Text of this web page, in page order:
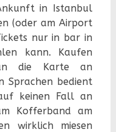
in Istanbul
(oder am Airport
nur in bar in
kann. Kaufen
die Karte an
Sprachen bedient
keinen Fall an
Kofferband am
wirklich miesen